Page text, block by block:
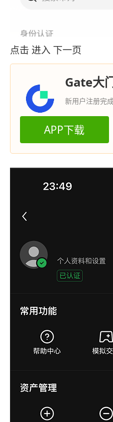
点击 进入 下一页
Gate大
新用户注册完
APP下载